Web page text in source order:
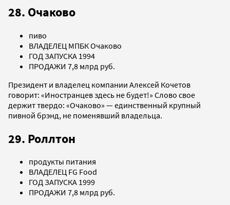
28. Очаково
пиво
ВЛАДЕЛЕЦ МПБК Очаково
ГОД ЗАПУСКА 1994
ПРОДАЖИ 7,8 млрд руб.
Президент и владелец компании Алексей Кочетов
говорит: «Иностранцев здесь не будет!» Слово свое
держит твердо: «Очаково» — единственный крупный
пивной брэнд, не поменявший владельца.
29. Роллтон
продукты питания
ВЛАДЕЛЕЦ FG Food
ГОД ЗАПУСКА 1999
ПРОДАЖИ 7,8 млрд руб.